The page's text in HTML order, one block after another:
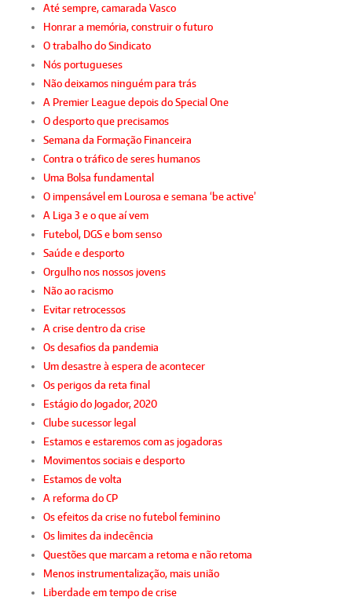
Até sempre, camarada Vasco
Honrar a memória, construir o futuro
O trabalho do Sindicato
Nós portugueses
Não deixamos ninguém para trás
A Premier League depois do Special One
O desporto que precisamos
Semana da Formação Financeira
Contra o tráfico de seres humanos
Uma Bolsa fundamental
O impensável em Lourosa e semana ‘be active’
A Liga 3 e o que aí vem
Futebol, DGS e bom senso
Saúde e desporto
Orgulho nos nossos jovens
Não ao racismo
Evitar retrocessos
A crise dentro da crise
Os desafios da pandemia
Um desastre à espera de acontecer
Os perigos da reta final
Estágio do Jogador, 2020
Clube sucessor legal
Estamos e estaremos com as jogadoras
Movimentos sociais e desporto
Estamos de volta
A reforma do CP
Os efeitos da crise no futebol feminino
Os limites da indecência
Questões que marcam a retoma e não retoma
Menos instrumentalização, mais união
Liberdade em tempo de crise